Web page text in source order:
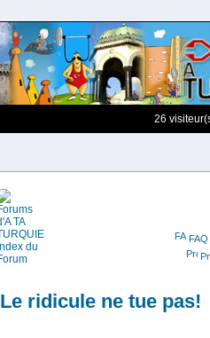
26
FAQ
Le ridicule ne tue pas!